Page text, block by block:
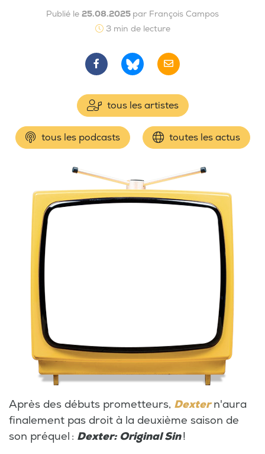
Publié le 25.08.2025 par François Campos
3 min de lecture
tous les artistes
tous les podcasts toutes les actus
Après des débuts prometteurs, Dextern'aura
finalement pas droit à la deuxième saison de
son préquel : Dexter: Original Sin!